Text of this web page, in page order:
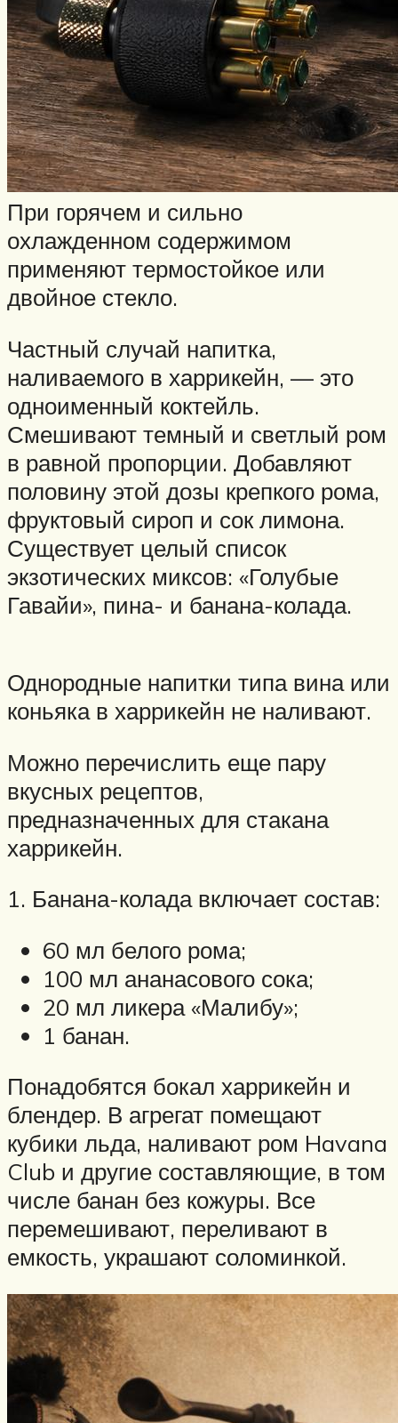
При горячем и сильно
охлажденном содержимом
применяют термостойкое или
двойное стекло.
Частный случай напитка,
наливаемого в харрикейн, — это
одноименный коктейль.
Смешивают темный и светлый ром
в равной пропорции. Добавляют
половину этой дозы крепкого рома,
фруктовый сироп и сок лимона.
Существует целый список
экзотических миксов: «Голубые
Гавайи», пина- и банана-колада.
Однородные напитки типа вина или
коньяка в харрикейн не наливают.
Можно перечислить еще пару
вкусных рецептов,
предназначенных для стакана
харрикейн.
1. Банана-колада включает состав:
60 мл белого рома;
100 мл ананасового сока;
20 мл ликера «Малибу»;
1 банан.
Понадобятся бокал харрикейн и
блендер. В агрегат помещают
кубики льда, наливают ром Havana
Club и другие составляющие, в том
числе банан без кожуры. Все
перемешивают, переливают в
емкость, украшают соломинкой.